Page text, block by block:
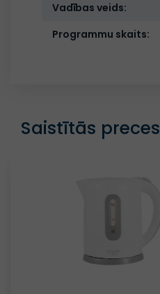
Vadības veids:
Programmu skaits:
Saistītās preces